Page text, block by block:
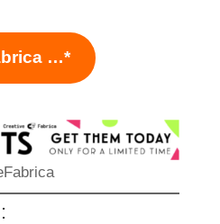
…*